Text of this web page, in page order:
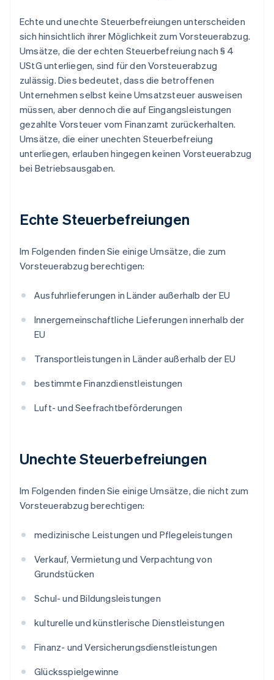
Echte und unechte Steuerbefreiungen unterscheiden
sich hinsichtlich ihrer Möglichkeit zum Vorsteuerabzug.
Umsätze, die der echten Steuerbefreiung nach § 4
UStG unterliegen, sind für den Vorsteuerabzug
zulässig. Dies bedeutet, dass die betroffenen
Unternehmen selbst keine Umsatzsteuer ausweisen
müssen, aber dennoch die auf Eingangsleistungen
gezahlte Vorsteuer vom Finanzamt zurückerhalten.
Umsätze, die einer unechten Steuerbefreiung
unterliegen, erlauben hingegen keinen Vorsteuerabzug
bei Betriebsausgaben.
Echte Steuerbefreiungen
Im Folgenden finden Sie einige Umsätze, die zum
Vorsteuerabzug berechtigen:
Ausfuhrlieferungen in Länder außerhalb der EU
Innergemeinschaftliche Lieferungen innerhalb der
EU
Transportleistungen in Länder außerhalb der EU
bestimmte Finanzdienstleistungen
Luft- und Seefrachtbeförderungen
Unechte Steuerbefreiungen
Im Folgenden finden Sie einige Umsätze, die nicht zum
Vorsteuerabzug berechtigen:
medizinische Leistungen und Pflegeleistungen
Verkauf, Vermietung und Verpachtung von
Grundstücken
Schul- und Bildungsleistungen
kulturelle und künstlerische Dienstleistungen
Finanz- und Versicherungsdienstleistungen
Glücksspielgewinne